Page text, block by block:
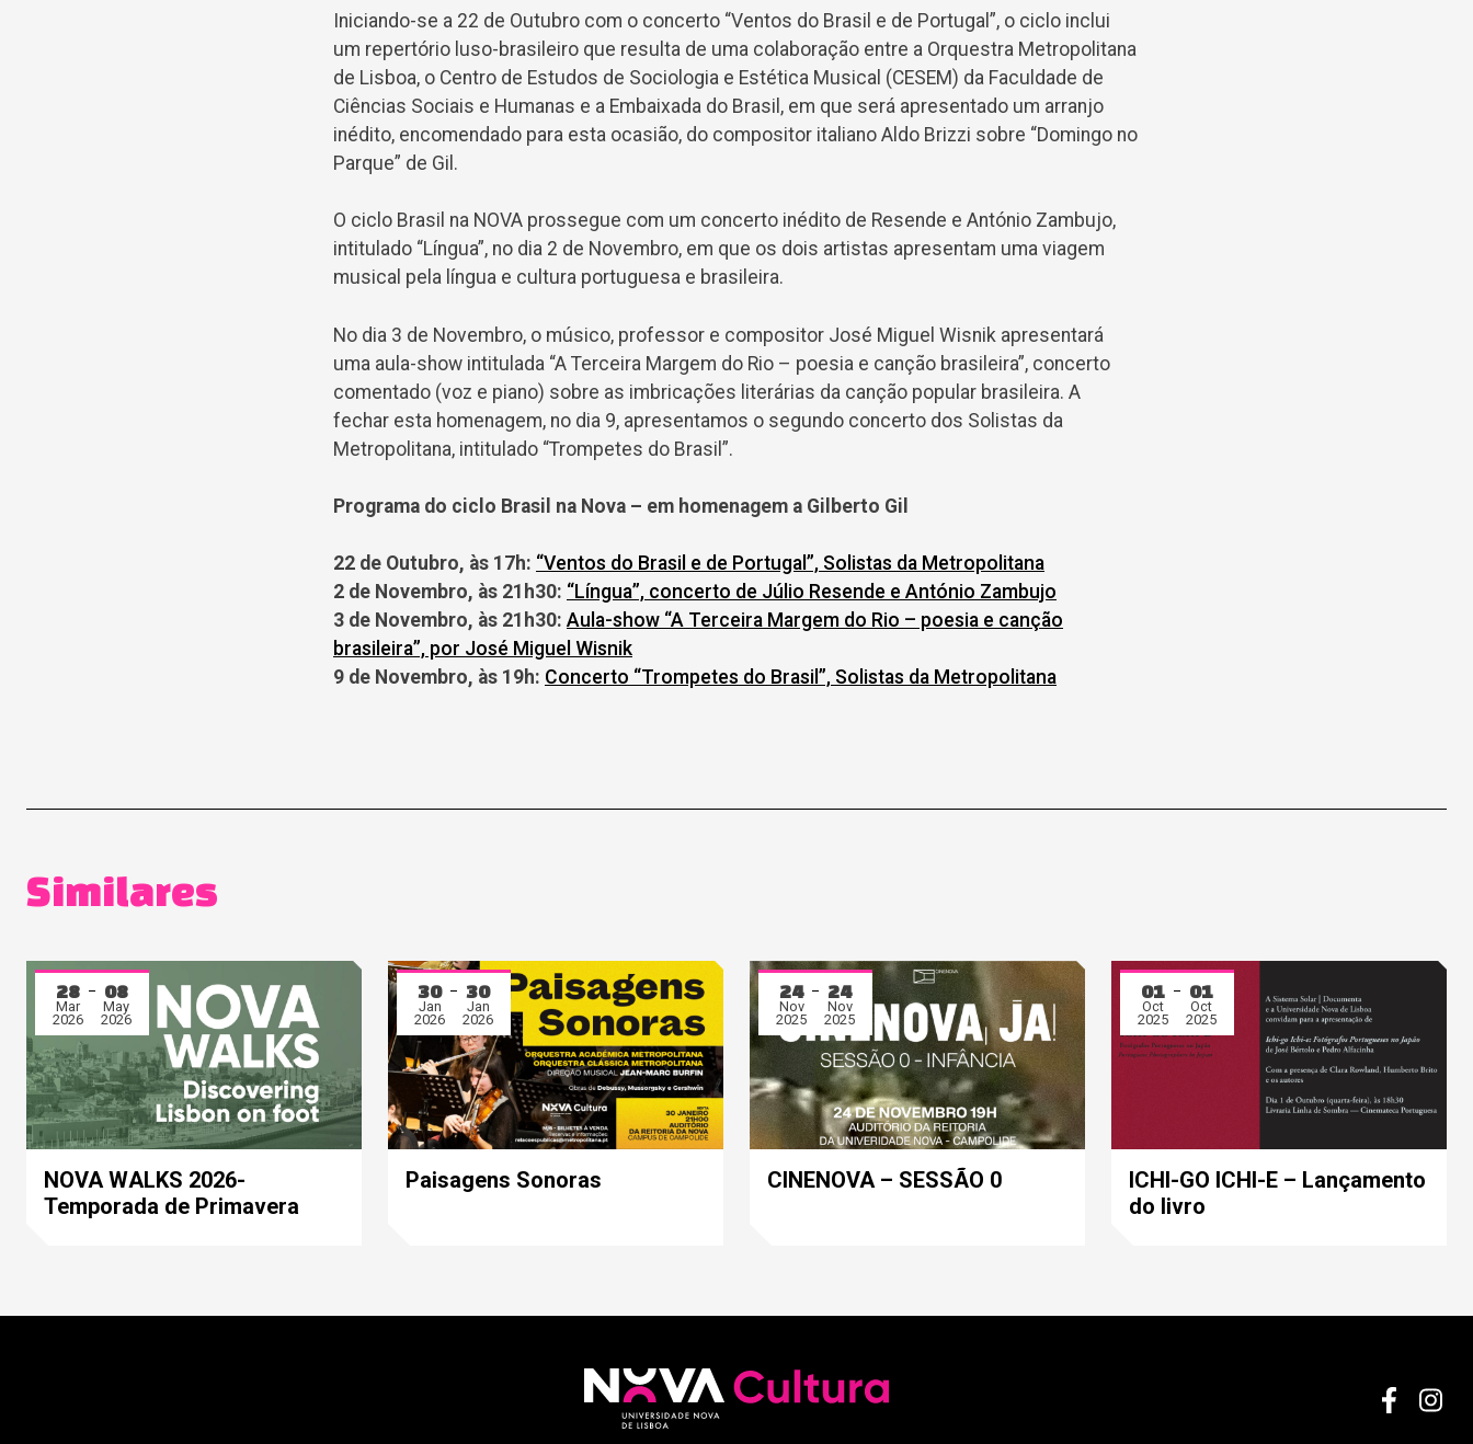
Iniciando-se a 22 de Outubro com o concerto “Ventos do Brasil e de Portugal”, o ciclo inclui
um repertório luso-brasileiro que resulta de uma colaboração entre a Orquestra Metropolitana
de Lisboa, o Centro de Estudos de Sociologia e Estética Musical (CESEM) da Faculdade de
Ciências Sociais e Humanas e a Embaixada do Brasil, em que será apresentado um arranjo
inédito, encomendado para esta ocasião, do compositor italiano Aldo Brizzi sobre “Domingo no
Parque” de Gil.
O ciclo Brasil na NOVA prossegue com um concerto inédito de Resende e António Zambujo,
intitulado “Língua”, no dia 2 de Novembro, em que os dois artistas apresentam uma viagem
musical pela língua e cultura portuguesa e brasileira.
No dia 3 de Novembro, o músico, professor e compositor José Miguel Wisnik apresentará
uma aula-show intitulada “A Terceira Margem do Rio – poesia e canção brasileira”, concerto
comentado (voz e piano) sobre as imbricações literárias da canção popular brasileira. A
fechar esta homenagem, no dia 9, apresentamos o segundo concerto dos Solistas da
Metropolitana, intitulado “Trompetes do Brasil”.
Programa do ciclo Brasil na Nova – em homenagem a Gilberto Gil
22 de Outubro, às 17h: “Ventos do Brasil e de Portugal”, Solistas da Metropolitana
2 de Novembro, às 21h30: “Língua”, concerto de Júlio Resende e António Zambujo
3 de Novembro, às 21h30: Aula-show “A Terceira Margem do Rio – poesia e canção
brasileira”, por José Miguel Wisnik
9 de Novembro, às 19h: Concerto “Trompetes do Brasil”, Solistas da Metropolitana
Similares
28
Mar
2026
08
May
2026
NOVA WALKS 2026-
Temporada de Primavera
30
Jan
2026
30
Jan
2026
Paisagens Sonoras
24
Nov
2025
24
Nov
2025
CINENOVA – SESSÃO 0
01
Oct
2025
01
Oct
2025
ICHI-GO ICHI-E – Lançamento
do livro